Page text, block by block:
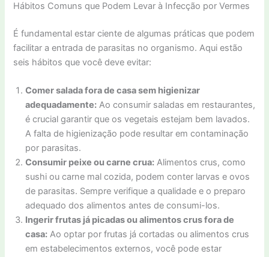
Hábitos Comuns que Podem Levar à Infecção por Vermes
É fundamental estar ciente de algumas práticas que podem
facilitar a entrada de parasitas no organismo. Aqui estão
seis hábitos que você deve evitar:
Comer salada fora de casa sem higienizar
adequadamente: Ao consumir saladas em restaurantes,
é crucial garantir que os vegetais estejam bem lavados.
A falta de higienização pode resultar em contaminação
por parasitas.
Consumir peixe ou carne crua: Alimentos crus, como
sushi ou carne mal cozida, podem conter larvas e ovos
de parasitas. Sempre verifique a qualidade e o preparo
adequado dos alimentos antes de consumi-los.
Ingerir frutas já picadas ou alimentos crus fora de
casa: Ao optar por frutas já cortadas ou alimentos crus
em estabelecimentos externos, você pode estar